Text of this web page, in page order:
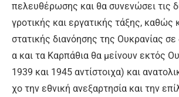
πε­λευ­θέ­ρω­σης και θα συ­νε­νώ­σει τις
γρο­τι­κής και ερ­γα­τι­κής τά­ξης, κα­θώς
στα­τι­κής δια­νό­η­σης της Ου­κρα­νί­ας σε
α και τα Καρ­πά­θια θα μεί­νουν ε­κτός
1939 και 1945 α­ντί­στοι­χα) και
χο την ε­θνι­κή α­νε­ξαρ­τη­σί­α και την